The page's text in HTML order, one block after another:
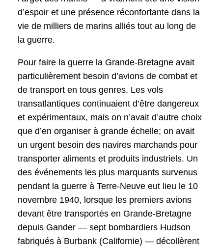
d’espoir et une présence réconfortante dans la
vie de milliers de marins alliés tout au long de
la guerre.
Pour faire la guerre la Grande-Bretagne avait
particulièrement besoin d’avions de combat et
de transport en tous genres. Les vols
transatlantiques continuaient d’être dangereux
et expérimentaux, mais on n’avait d’autre choix
que d’en organiser à grande échelle; on avait
un urgent besoin des navires marchands pour
transporter aliments et produits industriels. Un
des événements les plus marquants survenus
pendant la guerre à Terre-Neuve eut lieu le 10
novembre 1940, lorsque les premiers avions
devant être transportés en Grande-Bretagne
depuis Gander — sept bombardiers Hudson
fabriqués à Burbank (Californie) — décollèrent